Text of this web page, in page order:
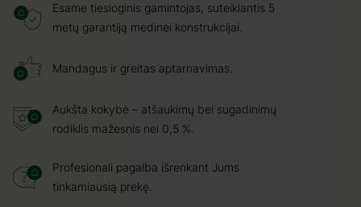
Esame tiesioginis gamintojas, suteikiantis 5
metų garantiją medinei konstrukcijai.
Mandagus ir greitas aptarnavimas.
Aukšta kokybė – atšaukimų bei sugadinimų
rodiklis mažesnis nei 0,5 %.
Profesionali pagalba išrenkant Jums
tinkamiausią prekę.